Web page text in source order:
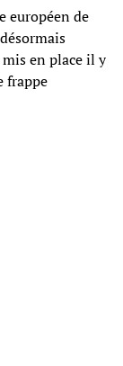
européen de
en place il y
frappe